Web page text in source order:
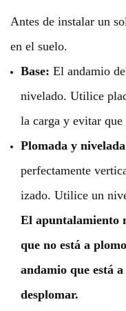
Antes de instalar un
en el suelo.
Base: El andamio
nivelado. Utilice
la carga y evitar que
Plomada y
perfectamente
izado. Utilice un
El apuntalamiento
que no está a
andamio que está
desplomar.